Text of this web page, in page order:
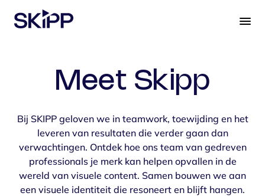
Meet Skipp
Bij SKIPP geloven we in teamwork, toewijding en het
leveren van resultaten die verder gaan dan
verwachtingen. Ontdek hoe ons team van gedreven
professionals je merk kan helpen opvallen in de
wereld van visuele content. Samen bouwen we aan
een visuele identiteit die resoneert en blijft hangen.